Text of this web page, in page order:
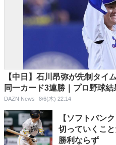
【中日】石川昂弥が先制タイ
同一カード3連勝｜プロ野球結
DAZN News 8/6(木) 22:14
【ソフトバン
切っていくこ
勝利ならず